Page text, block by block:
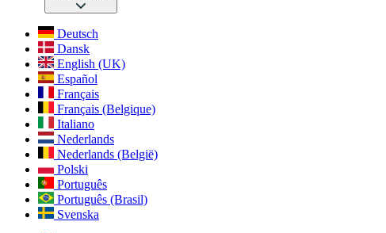
Deutsch
Dansk
English (UK)
Español
Français
Français (Belgique)
Italiano
Nederlands
Nederlands (België)
Polski
Português
Português (Brasil)
Svenska